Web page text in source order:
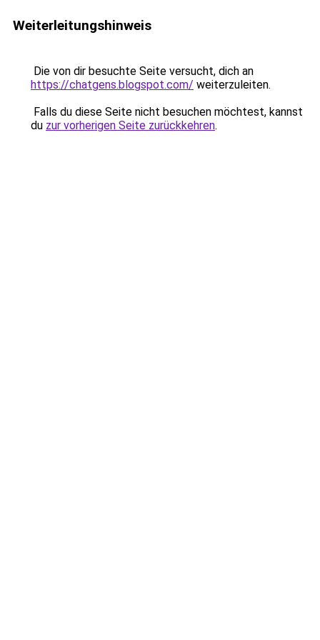
Weiterleitungshinweis
Die von dir besuchte Seite versucht, dich an
https://chatgens.blogspot.com/ weiterzuleiten.
Falls du diese Seite nicht besuchen möchtest, kannst
du zur vorherigen Seite zurückkehren.